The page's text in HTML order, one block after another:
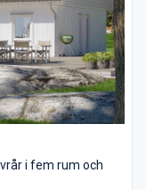
i fem rum och